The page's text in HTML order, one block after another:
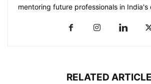
mentoring future professionals in India's
RELATED